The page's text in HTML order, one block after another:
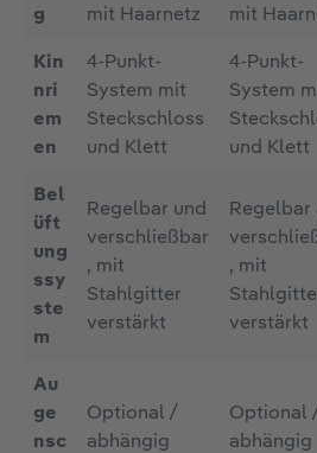
g
mit Haarnetz
mit
Kin
nri
em
en
4-Punkt-
System mit
Steckschloss
und Klett
4-Punkt-
System
und Klett
Bel
üft
ung
ssy
ste
m
Regelbar und
verschließbar
, mit
Stahlgitter
verstärkt
Regelbar
, mit
verstärkt
Au
ge
nsc
Optional /
abhängig
Optional
abhängig